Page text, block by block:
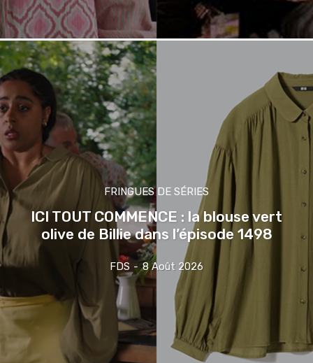
FRINGUES DE SÉRIES
ICI TOUT COMMENCE : la blouse vert
olive de Billie dans l’épisode 1498
FDS - 8 Août 2026